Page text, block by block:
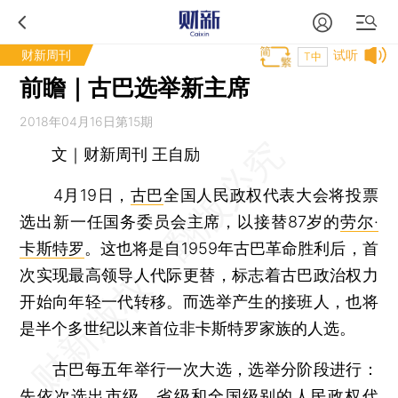
财新周刊 试听
T中
前瞻｜古巴选举新主席
2018年04月16日第15期
文｜财新周刊 王自励
4月19日， 古巴全国人民政权代表大会将投票
选出新一任国务委员会主席，以接替87岁的劳尔·
卡斯特罗。这也将是自1959年古巴革命胜利后，首
次实现最高领导人代际更替，标志着古巴政治权力
开始向年轻一代转移。而选举产生的接班人，也将
是半个多世纪以来首位非卡斯特罗家族的人选。
古巴每五年举行一次大选，选举分阶段进行：